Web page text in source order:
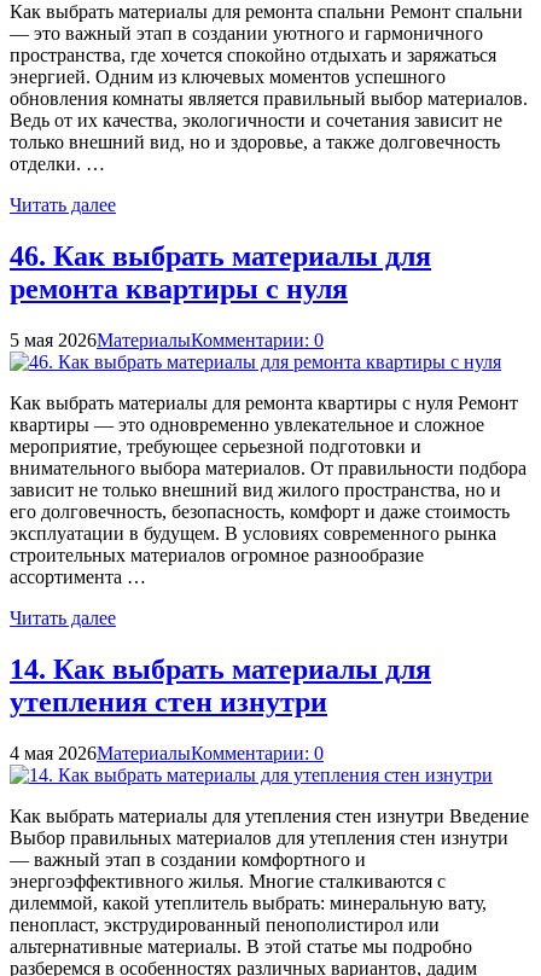
Как выбрать материалы для ремонта спальни Ремонт спальни
— это важный этап в создании уютного и гармоничного
пространства, где хочется спокойно отдыхать и заряжаться
энергией. Одним из ключевых моментов успешного
обновления комнаты является правильный выбор материалов.
Ведь от их качества, экологичности и сочетания зависит не
только внешний вид, но и здоровье, а также долговечность
отделки. …
Читать далее
46. Как выбрать материалы для
ремонта квартиры с нуля
5 мая 2026МатериалыКомментарии: 0
Как выбрать материалы для ремонта квартиры с нуля Ремонт
квартиры — это одновременно увлекательное и сложное
мероприятие, требующее серьезной подготовки и
внимательного выбора материалов. От правильности подбора
зависит не только внешний вид жилого пространства, но и
его долговечность, безопасность, комфорт и даже стоимость
эксплуатации в будущем. В условиях современного рынка
строительных материалов огромное разнообразие
ассортимента …
Читать далее
14. Как выбрать материалы для
утепления стен изнутри
4 мая 2026МатериалыКомментарии: 0
Как выбрать материалы для утепления стен изнутри Введение
Выбор правильных материалов для утепления стен изнутри
— важный этап в создании комфортного и
энергоэффективного жилья. Многие сталкиваются с
дилеммой, какой утеплитель выбрать: минеральную вату,
пенопласт, экструдированный пенополистирол или
альтернативные материалы. В этой статье мы подробно
разберемся в особенностях различных вариантов, дадим